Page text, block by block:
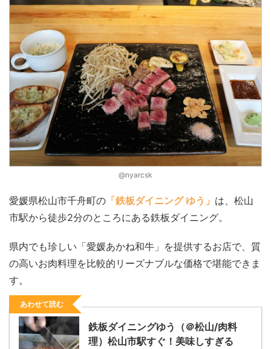
@nyarcsk
愛媛県松山市千舟町の 「鉄板ダイニング ゆう」 は、松山
市駅から徒歩2分のところにある鉄板ダイニング。
県内でも珍しい「愛媛あかね和牛」を提供するお店で、質
の高いお肉料理を比較的リーズナブルな価格で堪能できま
す。
あわせて読む
鉄板ダイニングゆう（＠松山/肉料
理）松山市駅すぐ！美味しすぎる